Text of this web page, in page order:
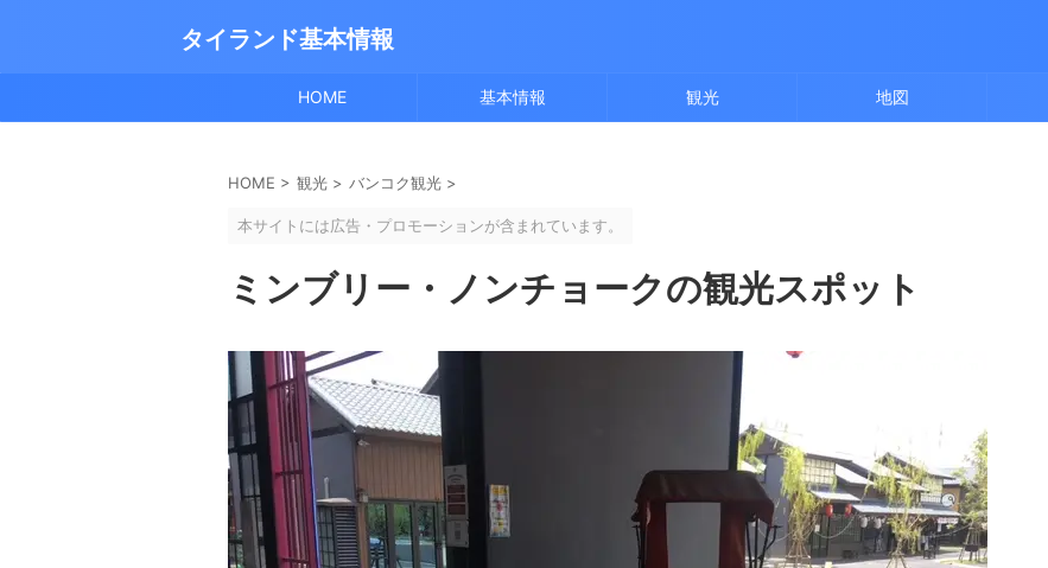
タイランド基本情報
HOME 基本情報 観光 地図
HOME > 観光 > バンコク観光 >
本サイトには広告・プロモーションが含まれています。
ミンブリー・ノンチョークの観光スポット